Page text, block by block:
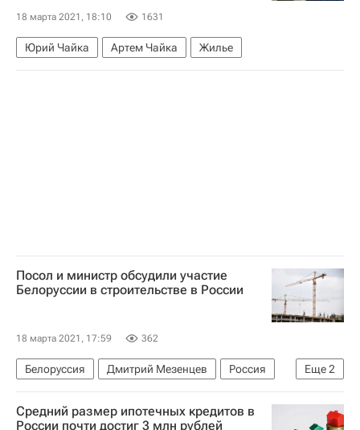
18 марта 2021, 18:10 1631
Юрий Чайка Артем Чайка Жилье
Посол и министр обсудили участие
Белоруссии в строительстве в России
18 марта 2021, 17:59 362
Еще2
Белоруссия Дмитрий Мезенцев
Россия
Строительство
Средний размер ипотечных кредитов в
России почти достиг 3 млн рублей